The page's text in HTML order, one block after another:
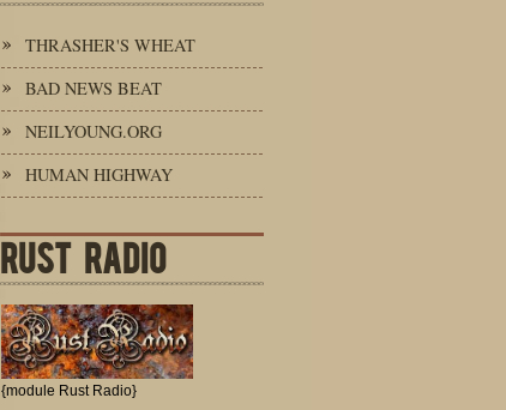
THRASHER'S WHEAT
BAD NEWS BEAT
NEILYOUNG.ORG
HUMAN HIGHWAY
RUST RADIO
{module Rust Radio}